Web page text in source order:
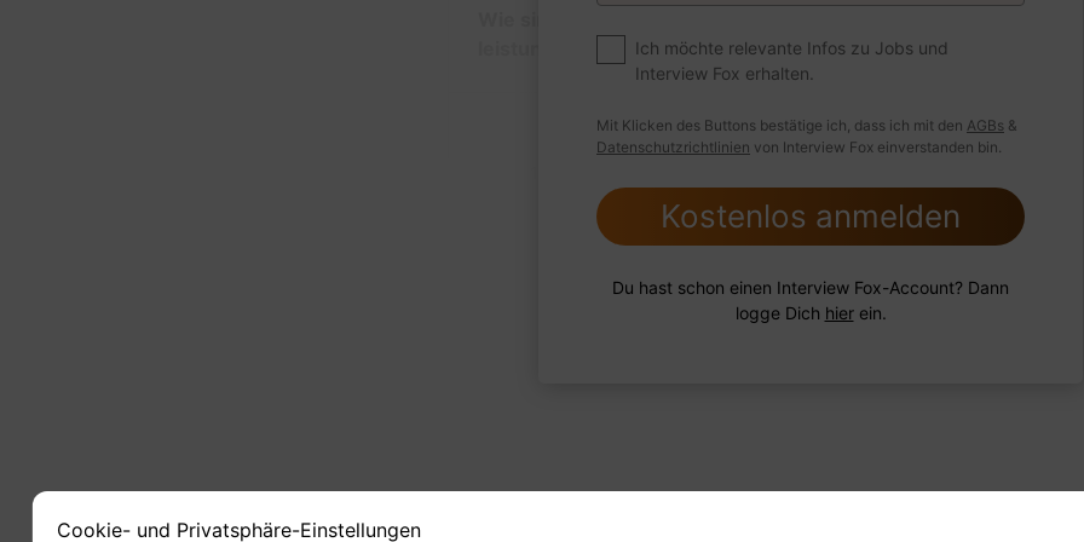
leistungsschwachen Mitarbeiter hatten?
Ich möchte relevante Infos zu Jobs und
Interview Fox erhalten.
Mit Klicken des Buttons bestätige ich, dass ich mit den AGBs &
Datenschutzrichtlinien von Interview Fox einverstanden bin.
Kostenlos anmelden
Du hast schon einen Interview Fox-Account? Dann
logge Dich hierein.
Cookie- und Privatsphäre-Einstellungen